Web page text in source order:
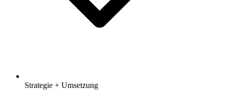
Strategie + Umsetzung